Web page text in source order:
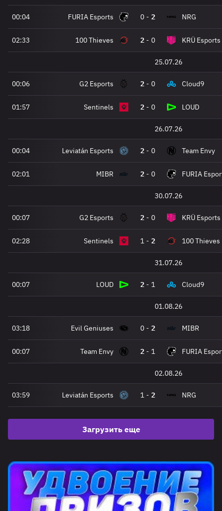
00:04 FURIA Esports 0 - 2 NRG
02:33 100 Thieves 2 - 0 KRÜ Esports
25.07.26
00:06 G2 Esports 2 - 0 Cloud9
01:57 Sentinels 2 - 0 LOUD
26.07.26
00:04 Leviatán Esports 2 - 0 Team Envy
02:01 MIBR 2 - 0 FURIA
30.07.26
00:07 G2 Esports 2 - 0 KRÜ Esports
02:28 Sentinels 1 - 2 100 Thieves
31.07.26
00:07 LOUD 2 - 1 Cloud9
01.08.26
03:18 Evil Geniuses 0 - 2 MIBR
00:07 Team Envy 2 - 1 FURIA
02.08.26
03:59 Leviatán Esports 1 - 2 NRG
Загрузить еще